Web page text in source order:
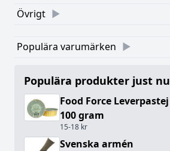
Övrigt
Populära varumärken
Populära produkter just nu
Food Force Leverpastej
100 gram
15-18 kr
Svenska armén